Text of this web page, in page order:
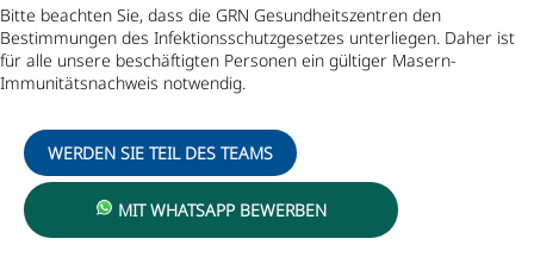
Bitte beachten Sie, dass die GRN Gesundheitszentren den
Bestimmungen des Infektionsschutzgesetzes unterliegen. Daher ist
für alle unsere beschäftigten Personen ein gültiger Masern-
Immunitätsnachweis notwendig.
WERDEN SIE TEIL DES TEAMS
MIT WHATSAPP BEWERBEN